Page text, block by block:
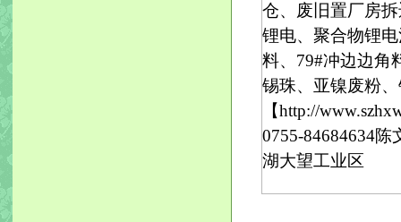
仓、废旧置厂房
锂电、聚合物锂
料、79#冲边边角
锡珠、亚镍废粉
【http://
0755-84684634陈
湖大望工业区